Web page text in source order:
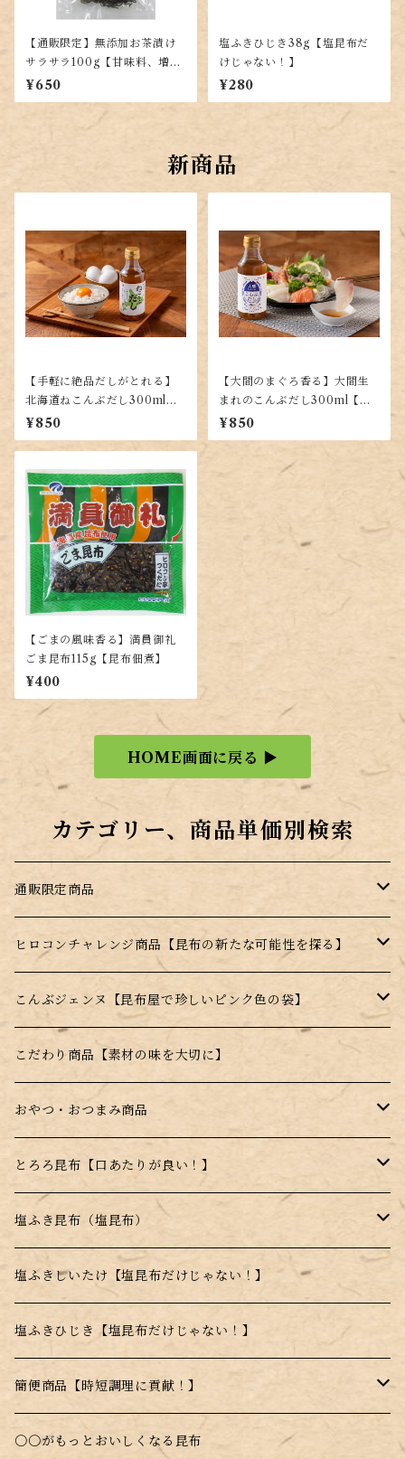
【通販限定】無添加お茶漬け
サラサラ100g【甘味料、増粘
剤不使用で上質な昆布を使用
した塩昆布】
¥650
塩ふきひじき38g【塩昆布だ
けじゃない！】
¥280
新商品
【手軽に絶品だしがとれる】
北海道ねこんぶだし300ml
【使いやすい液体タイプ】
¥850
【大間のまぐろ香る】大間生
まれのこんぶだし300ml【手
軽な液体だし】
¥850
【ごまの風味香る】満員御礼
ごま昆布115g【昆布佃煮】
¥400
HOME画面に戻る ▶
カテゴリー、商品単価別検索
通販限定商品
訳あり商品
ギフト商品
福袋
季節の詰め合わせ
セット商品
ヒロコンチャレンジ商品【昆布の新たな可能性を探る】
昆布のサプリ（健康食品）
はちみつ昆布飴【宮島はちみつ使用】
薄焼きせんべい【昆布＋〇〇】
昆布顆粒【手軽に昆布を摂取できる】
こんぶジェンヌ【昆布屋で珍しいピンク色の袋】
ジェンヌとろろ
ジェンヌ顆粒
こだわり商品【素材の味を大切に】
おやつ・おつまみ商品
はちみつこんぶ飴
薄焼きせんべい【昆布＋〇〇】
とろろ昆布【口あたりが良い！】
高級とろろ昆布
甘味料不使用商品
日高昆布使用
乾燥とろろ昆布
塩ふき昆布（塩昆布）
品質重視商品【上質な昆布使用】
塩ふきしいたけ【塩昆布だけじゃない！】
塩ふきひじき【塩昆布だけじゃない！】
簡便商品【時短調理に貢献！】
料理に入れるだけで昆布本来の味を楽しめる！
〇〇がもっとおいしくなる昆布